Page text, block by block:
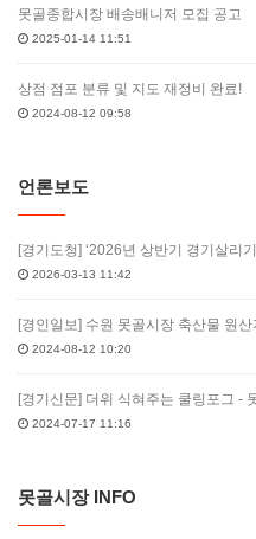
못골종합시장 배송배니저 모집 공고
2025-01-14 11:51
상점 점포 분류 및 지도 재정비 완료!
2024-08-12 09:58
언론보도
[경기도청] ‘2026년 상반기 경기살리
2026-03-13 11:42
[경인일보] 수원 못골시장 축산물 원
2024-08-12 10:20
[경기신문] 더위 식혀주는 쿨링포그 -
2024-07-17 11:16
못골시장 INFO